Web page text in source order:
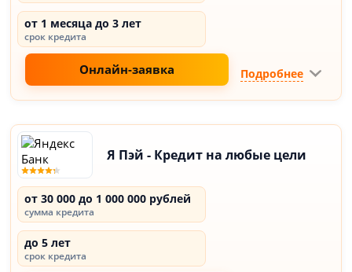
от 1 месяца до 3 лет
срок кредита
Онлайн-заявка Подробнее
Я Пэй - Кредит на любые цели
от 30 000 до 1 000 000 рублей
сумма кредита
до 5 лет
срок кредита